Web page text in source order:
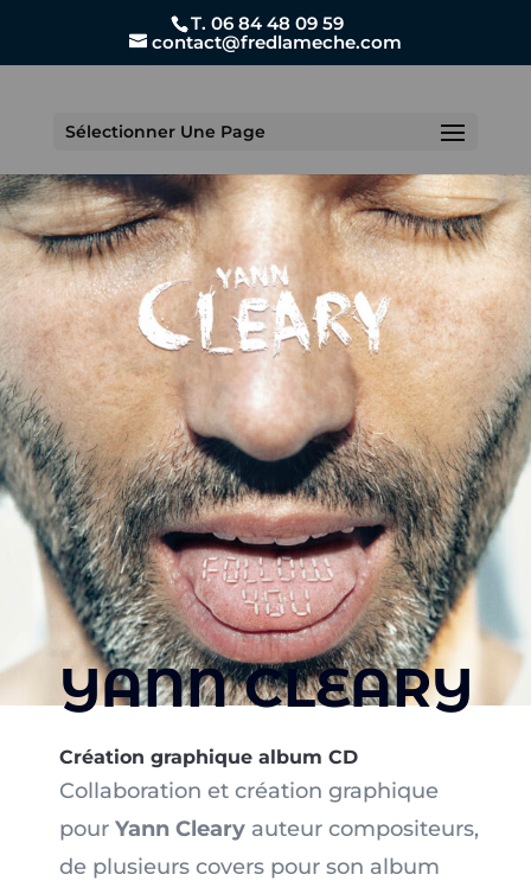
T. 06 84 48 09 59
contact@fredlameche.com
Sélectionner Une Page
YANN CLEARY
Création graphique album CD
Collaboration et création graphique
pour Yann Cleary auteur compositeurs,
de plusieurs covers pour son album